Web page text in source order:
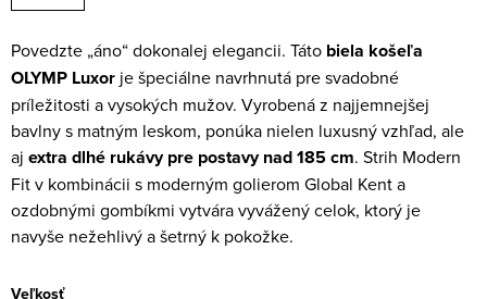
Povedzte „áno“ dokonalej elegancii. Táto biela košeľa
OLYMP Luxor je špeciálne navrhnutá pre svadobné
príležitosti a vysokých mužov. Vyrobená z najjemnejšej
bavlny s matným leskom, ponúka nielen luxusný vzhľad, ale
aj extra dlhé rukávy pre postavy nad 185 cm. Strih Modern
Fit v kombinácii s moderným golierom Global Kent a
ozdobnými gombíkmi vytvára vyvážený celok, ktorý je
navyše nežehlivý a šetrný k pokožke.
Veľkosť